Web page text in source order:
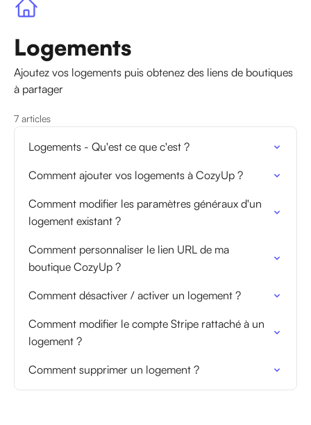
Logements
Ajoutez vos logements puis obtenez des liens de boutiques
à partager
7 articles
Logements - Qu'est ce que c'est ?
Comment ajouter vos logements à CozyUp ?
Comment modifier les paramètres généraux d'un
logement existant ?
Comment personnaliser le lien URL de ma
boutique CozyUp ?
Comment désactiver / activer un logement ?
Comment modifier le compte Stripe rattaché à un
logement ?
Comment supprimer un logement ?